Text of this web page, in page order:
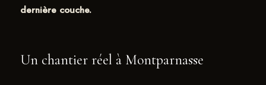
dernière couche.
Un chantier réel à Montparnasse